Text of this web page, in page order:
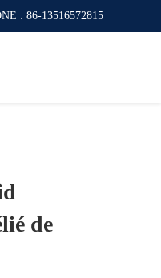
: 86-13516572815
de